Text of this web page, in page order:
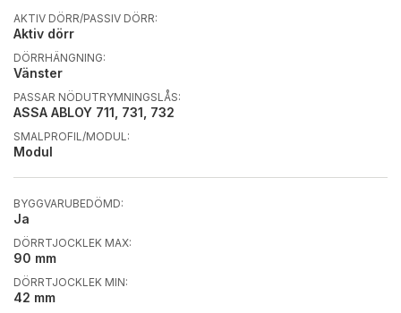
AKTIV DÖRR/PASSIV DÖRR:
Aktiv dörr
DÖRRHÄNGNING:
Vänster
PASSAR NÖDUTRYMNINGSLÅS:
ASSA ABLOY 711, 731, 732
SMALPROFIL/MODUL:
Modul
BYGGVARUBEDÖMD:
Ja
DÖRRTJOCKLEK MAX:
90 mm
DÖRRTJOCKLEK MIN:
42 mm